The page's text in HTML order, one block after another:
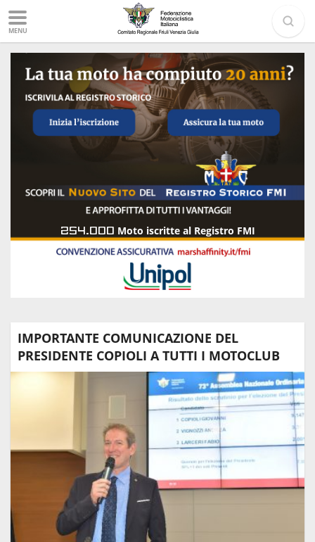
MENU
254.000 Moto iscritte al Registro FMI
IMPORTANTE COMUNICAZIONE DEL
PRESIDENTE COPIOLI A TUTTI I MOTOCLUB